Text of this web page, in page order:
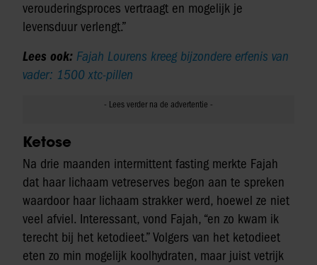
verouderingsproces vertraagt en mogelijk je
levensduur verlengt.”
Lees ook: Fajah Lourens kreeg bijzondere erfenis van
vader: 1500 xtc-pillen
Ketose
Na drie maanden intermittent fasting merkte Fajah
dat haar lichaam vetreserves begon aan te spreken
waardoor haar lichaam strakker werd, hoewel ze niet
veel afviel. Interessant, vond Fajah, “en zo kwam ik
terecht bij het ketodieet.” Volgers van het ketodieet
eten zo min mogelijk koolhydraten, maar juist vetrijk